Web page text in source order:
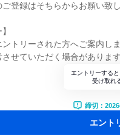
登録はそちらからお願い致し
トリーされた方へご案内しま
せていただく場合があります
エントリーする
受け取れ
締切：
エント